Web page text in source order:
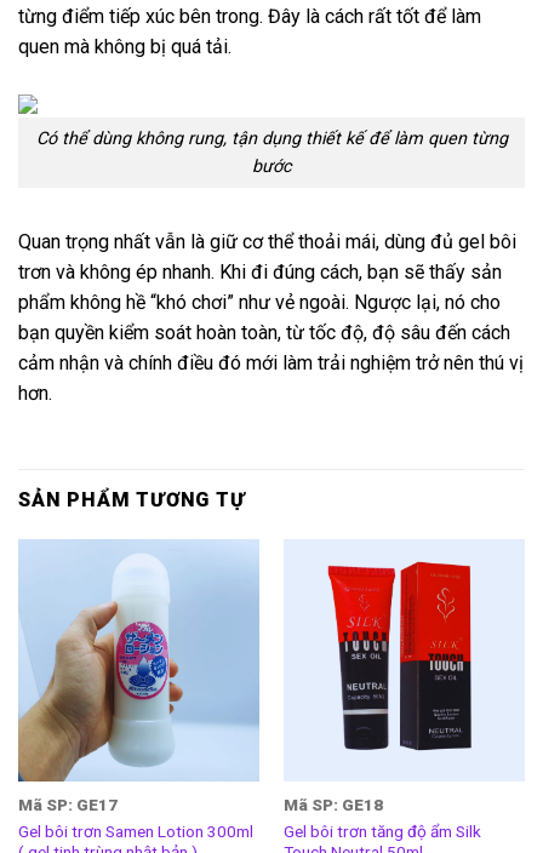
từng điểm tiếp xúc bên trong. Đây là cách rất tốt để làm
quen mà không bị quá tải.
Có thể dùng không rung, tận dụng thiết kế để làm quen từng
bước
Quan trọng nhất vẫn là giữ cơ thể thoải mái, dùng đủ gel bôi
trơn và không ép nhanh. Khi đi đúng cách, bạn sẽ thấy sản
phẩm không hề “khó chơi” như vẻ ngoài. Ngược lại, nó cho
bạn quyền kiểm soát hoàn toàn, từ tốc độ, độ sâu đến cách
cảm nhận và chính điều đó mới làm trải nghiệm trở nên thú vị
hơn.
SẢN PHẨM TƯƠNG TỰ
Mã SP: GE17
Gel bôi trơn Samen Lotion 300ml
Mã SP: GE18
Gel bôi trơn tăng độ ẩm Silk